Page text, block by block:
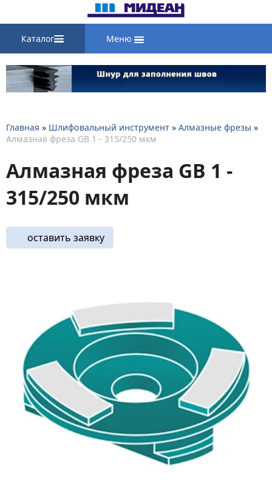
Каталог Меню
Главная » Шлифовальный инструмент » Алмазные фрезы »
Алмазная фреза GB 1 - 315/250 мкм
Алмазная фреза GB 1 -
315/250 мкм
оставить заявку